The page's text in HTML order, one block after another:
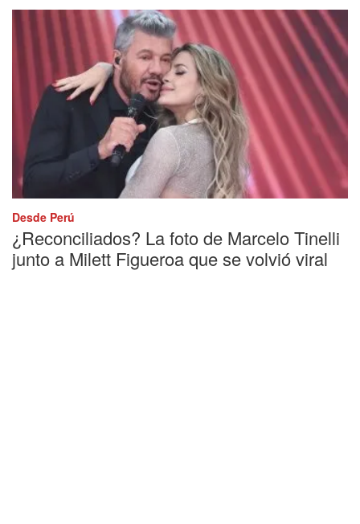
Desde Perú
¿Reconciliados? La foto de Marcelo Tinelli
junto a Milett Figueroa que se volvió viral